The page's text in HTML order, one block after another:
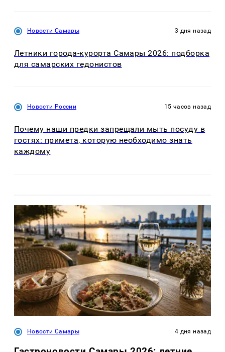
Новости Самары 3 дня назад
Летники города-курорта Самары 2026: подборка
для самарских гедонистов
Новости России 15 часов назад
Почему наши предки запрещали мыть посуду в
гостях: примета, которую необходимо знать
каждому
Новости Самары 4 дня назад